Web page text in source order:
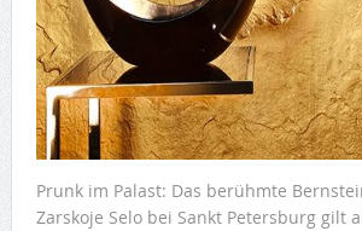
Prunk im Palast: Das berühmte
Zarskoje Selo bei Sankt Petersburg gilt